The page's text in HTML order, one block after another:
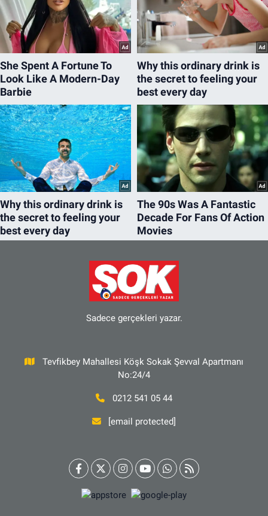
Sadece gerçekleri yazar.
Tevfikbey Mahallesi Köşk Sokak Şevval Apartmanı
No:24/4
0212 541 05 44
[email protected]